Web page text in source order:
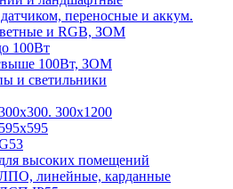
переносные и аккум.
и RGB, ЗОМ
100Вт
100Вт, ЗОМ
и светильники
300х1200
высоких помещений
линейные, карданные